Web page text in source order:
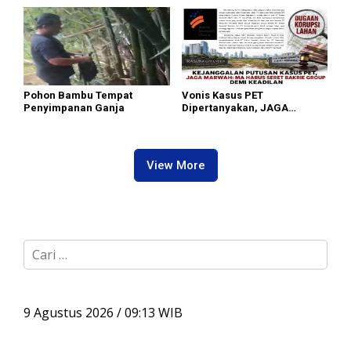
Pohon Bambu Tempat
Penyimpanan Ganja
Vonis Kasus PET
Dipertanyakan, JAGA
View More
C
a
u
9 Agustus 2026 / 09:13 WIB